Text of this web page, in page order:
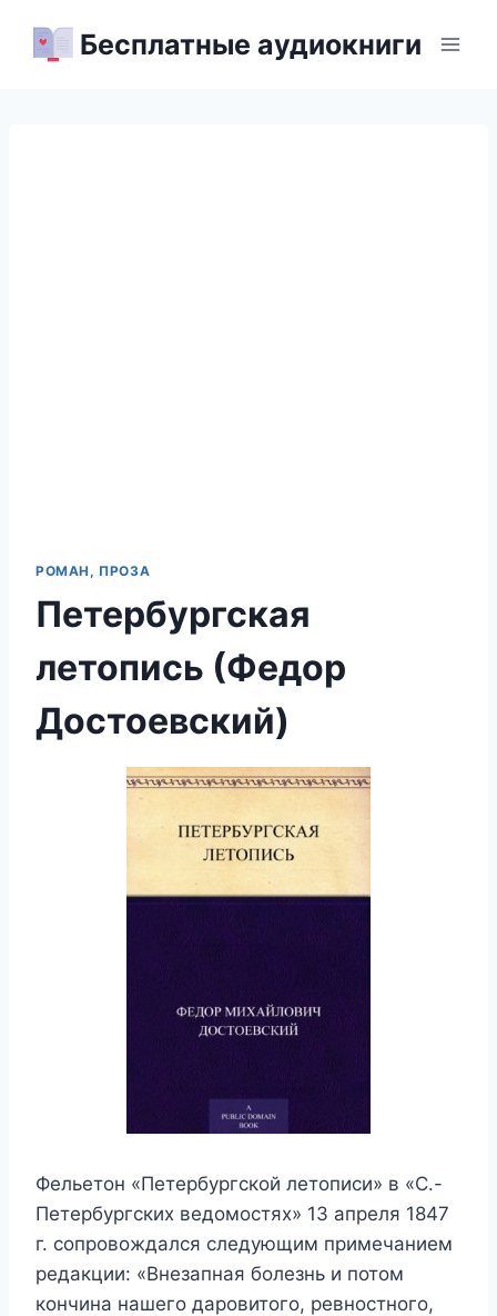
Бесплатные аудиокниги
РОМАН, ПРОЗА
Петербургская
летопись (Федор
Достоевский)
Фельетон «Петербургской летописи» в «С.-
Петербургских ведомостях» 13 апреля 1847
г. сопровождался следующим примечанием
редакции: «Внезапная болезнь и потом
кончина нашего даровитого, ревностного,